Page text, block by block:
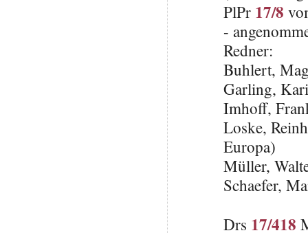
PlPr 17/8
-
Redner:
Buhlert,
Garling,
Imhoff,
Loske,
Europa)
Müller,
Schaefer,
Drs 17/418